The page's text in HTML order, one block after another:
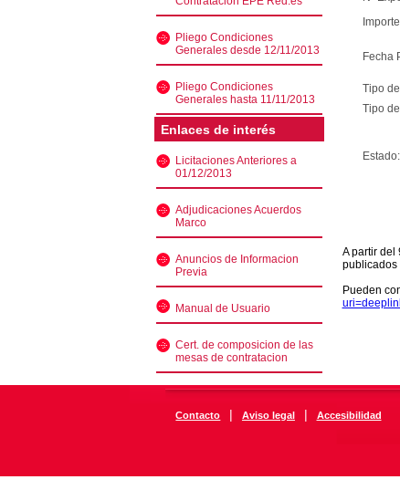
Pliego Condiciones
Generales desde 12/11/2013
Pliego Condiciones
Generales hasta 11/11/2013
Enlaces de interés
Licitaciones Anteriores a
01/12/2013
Adjudicaciones Acuerdos
Marco
Anuncios de Informacion
Previa
Manual de Usuario
Cert. de composicion de las
mesas de contratacion
Fecha
Tipo
Tipo
Estado:
A partir del
publicados
Pueden
Contacto | Aviso legal | Accesibilidad